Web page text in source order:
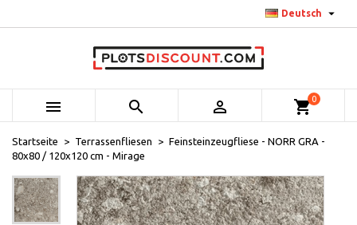
Deutsch 
   shopping_cart0
Startseite Terrassenfliesen
Feinsteinzeugfliese - NORR GRA -
80x80 / 120x120 cm - Mirage